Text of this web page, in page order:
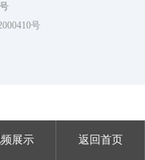
号
展示 返回首页